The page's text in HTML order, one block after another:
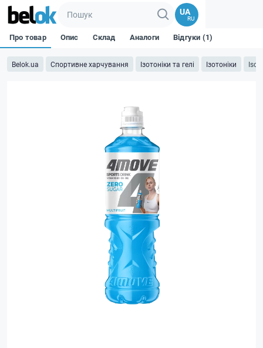
UA
RU
Belok.ua Спортивне харчування Ізотоніки та гелі Ізотоніки
Про товар Опис Склад Аналоги Відгуки (1)